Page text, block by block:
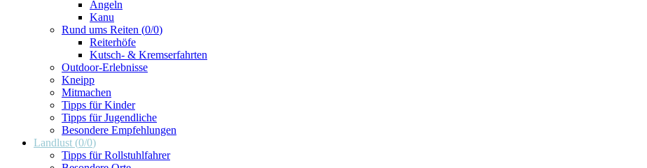
Angeln
Kanu
Rund ums Reiten (0/0)
Reiterhöfe
Kutsch- & Kremserfahrten
Outdoor-Erlebnisse
Kneipp
Mitmachen
Tipps für Kinder
Tipps für Jugendliche
Besondere Empfehlungen
Landlust (0/0)
Tipps für Rollstuhlfahrer